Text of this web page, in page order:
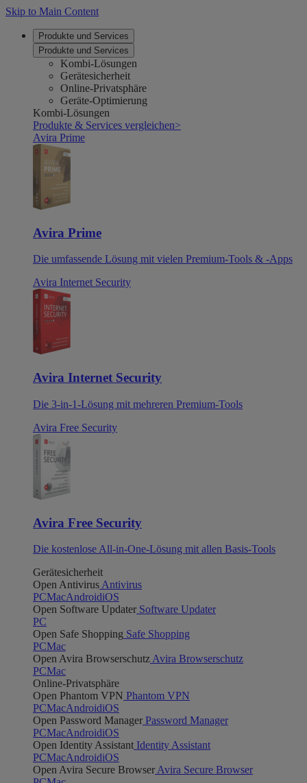
Skip to Main Content
Produkte und Services
Produkte und Services
Kombi-Lösungen
Gerätesicherheit
Online-Privatsphäre
Geräte-Optimierung
Kombi-Lösungen
Produkte & Services vergleichen>
Avira Prime
Avira Prime
Die umfassende Lösung mit vielen Premium-Tools & -Apps
Avira Internet Security
Avira Internet Security
Die 3-in-1-Lösung mit mehreren Premium-Tools
Avira Free Security
Avira Free Security
Die kostenlose All-in-One-Lösung mit allen Basis-Tools
Gerätesicherheit
Open Antivirus Antivirus
PCMacAndroidiOS
Open Software Updater Software Updater
PC
Open Safe Shopping Safe Shopping
PCMac
Open Avira Browserschutz Avira Browserschutz
PCMac
Online-Privatsphäre
Open Phantom VPN Phantom VPN
PCMacAndroidiOS
Open Password Manager Password Manager
PCMacAndroidiOS
Open Identity Assistant Identity Assistant
PCMacAndroidiOS
Open Avira Secure Browser Avira Secure Browser